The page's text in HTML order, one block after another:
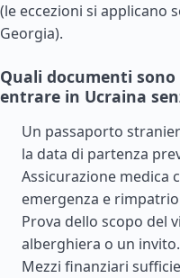
(le eccezioni si applicano
Georgia).
Quali documenti
entrare in Ucraina
Un passaporto
la data di partenza
Assicurazione medica
emergenza e
Prova dello scopo del
alberghiera o un invito.
Mezzi finanziari